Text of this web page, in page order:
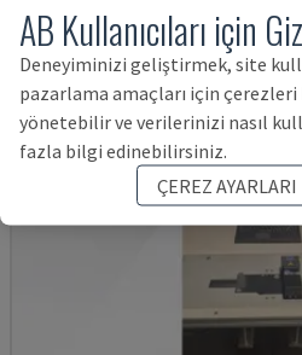
AB Kullanıcıları için
Deneyiminizi geliştirmek, site
pazarlama amaçları için
yönetebilir ve verilerinizi nasıl
fazla bilgi edinebilirsiniz.
ÇEREZ AYARLARI